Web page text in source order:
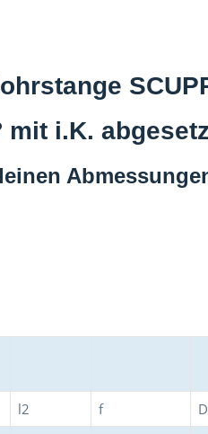
mit i.K.
l2 f